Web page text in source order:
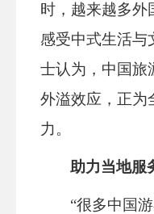
时，越来越多外
感受中式生活与
士认为，中国旅
外溢效应，正为
力。
助力当地服
“很多中国